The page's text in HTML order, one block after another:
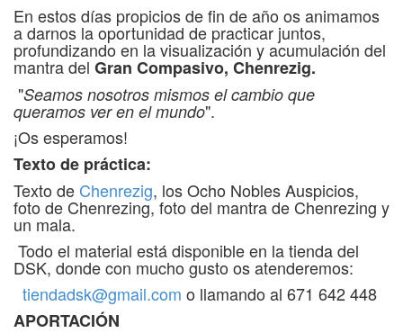
En estos días propicios de fin de año os animamos
a darnos la oportunidad de practicar juntos,
profundizando en la visualización y acumulación del
mantra del Gran Compasivo, Chenrezig.
"Seamos nosotros mismos el cambio que
queramos ver en el mundo".
¡Os esperamos!
Texto de práctica:
Texto de Chenrezig, los Ocho Nobles Auspicios,
foto de Chenrezing, foto del mantra de Chenrezing y
un mala.
Todo el material está disponible en la tienda del
DSK, donde con mucho gusto os atenderemos:
tiendadsk@gmail.com o llamando al 671 642 448
APORTACIÓN